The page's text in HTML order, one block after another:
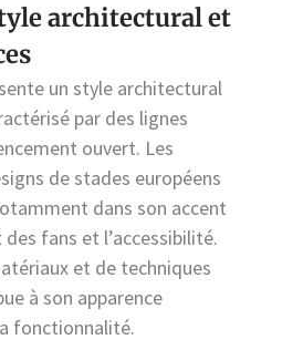
architectural et
un style architectural
par des lignes
ouvert. Les
de stades européens
dans son accent
fans et l’accessibilité.
et de techniques
à son apparence
fonctionnalité.